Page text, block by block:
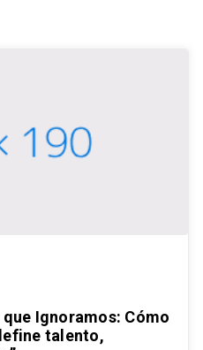
Ignoramos: Cómo
talento,